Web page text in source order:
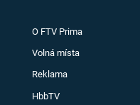
O FTV Prima
Volná místa
Reklama
HbbTV